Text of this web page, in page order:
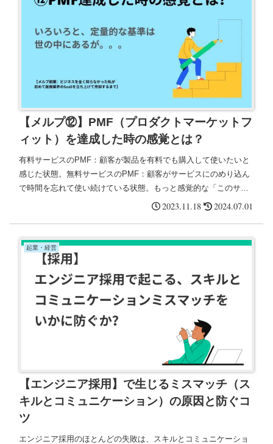
【メルプ⑫】PMF（プロダクトマーケットフ
ィット）を達成した時の感覚とは？
有料サービスのPMF：顧客が製品を有料でも購入して使いたいと
感じた状態。無料サービスのPMF：顧客がサービスにのめり込ん
で時間を忘れて使い続けている状態。もっと感覚的な「このサー
ビスはPMF達成したな」と感じる瞬間がどのようなものかを記載
2023.11.18 2024.07.01
起業・経営
【エンジニア採用】で生じるミスマッチ（ス
キルとコミュニケーション）の原因と防ぐコ
ツ
エンジニア採用のほとんどの失敗は、スキルとコミュニケーショ